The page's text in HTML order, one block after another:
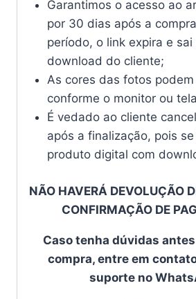
Garantimos o acesso ao
por 30 dias após a
período, o link expira e
download do cliente;
As cores das fotos
conforme o monitor ou
É vedado ao cliente
após a finalização, pois
produto digital com
NÃO HAVERÁ DEVOLUÇÃO
CONFIRMAÇÃO DE
Caso tenha dúvidas
compra, entre em
suporte no